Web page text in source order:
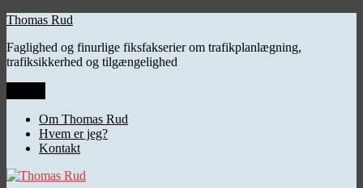
Videre
indhold
Thomas Rud
Faglighed og finurlige fiksfakserier om trafikplanlægning,
trafiksikkerhed og tilgængelighed
Om Thomas Rud
Hvem er jeg?
Kontakt